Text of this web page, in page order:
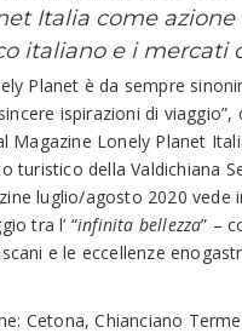
Italia come
italiano e i mercati
Planet è da sempre
ispirazioni di viaggio”,
Magazine Lonely Planet
turistico della Valdichiana
luglio/agosto 2020 vede
tra l’ “infinita bellezza” –
e le eccellenze
Cetona, Chianciano